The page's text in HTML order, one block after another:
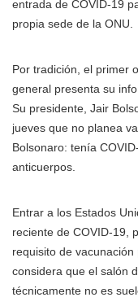
entrada de COVID-19
propia sede de la ONU.
Por tradición, el primer
general presenta su
Su presidente, Jair
jueves que no planea
Bolsonaro: tenía
anticuerpos.
Entrar a los Estados
reciente de COVID-19,
requisito de
considera que el salón
técnicamente no es